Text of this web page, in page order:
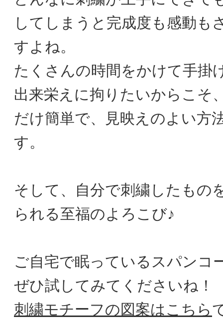
してしまうと完成度も感動も
すよね。
たくさんの時間をかけて手掛
出来栄えに拘りたいからこそ
だけ簡単で、見映えのよい方
す。
そして、自分で刺繍したもの
られる至福のよろこび♪
ご自宅で眠っているスパンコ
ぜひ試してみてくださいね！
刺繍モチーフの図案はこちら